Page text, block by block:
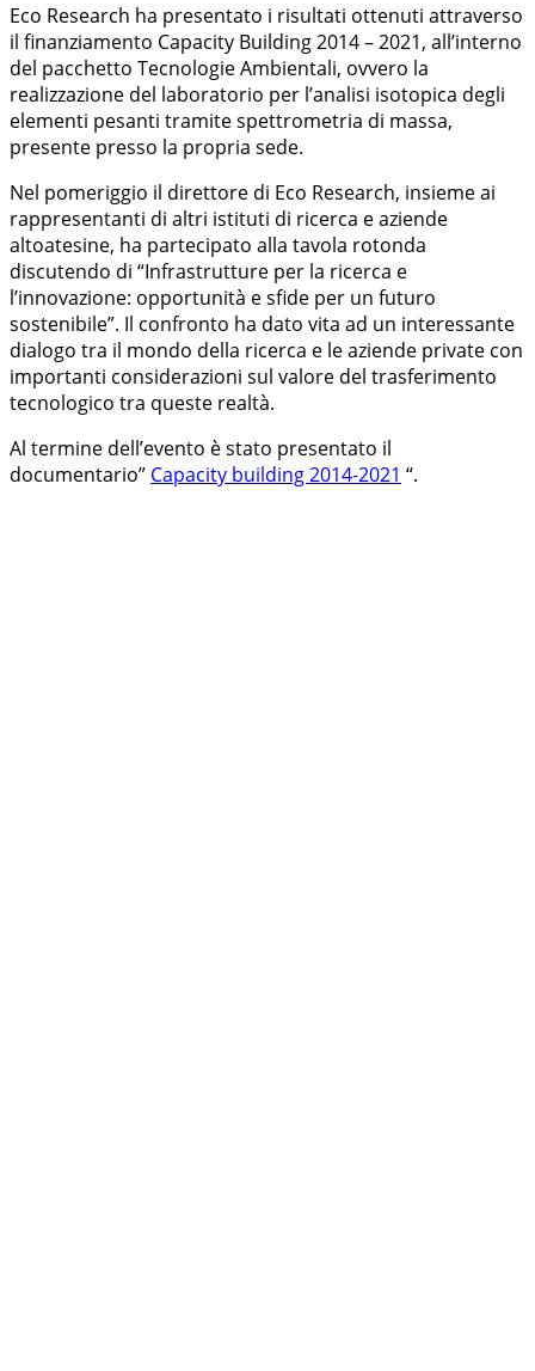
Eco Research ha presentato i risultati ottenuti attraverso
il finanziamento Capacity Building 2014 – 2021, all’interno
del pacchetto Tecnologie Ambientali, ovvero la
realizzazione del laboratorio per l’analisi isotopica degli
elementi pesanti tramite spettrometria di massa,
presente presso la propria sede.
Nel pomeriggio il direttore di Eco Research, insieme ai
rappresentanti di altri istituti di ricerca e aziende
altoatesine, ha partecipato alla tavola rotonda
discutendo di “Infrastrutture per la ricerca e
l’innovazione: opportunità e sfide per un futuro
sostenibile”. Il confronto ha dato vita ad un interessante
dialogo tra il mondo della ricerca e le aziende private con
importanti considerazioni sul valore del trasferimento
tecnologico tra queste realtà.
Al termine dell’evento è stato presentato il
documentario” Capacity building 2014-2021 “.